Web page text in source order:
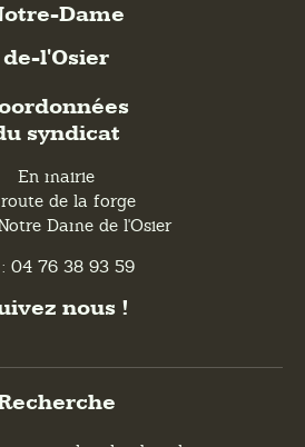
Dame
de-l'Osier
syndicat
En mairie
de la forge
Dame de l'Osier
04 76 38 93 59
nous !